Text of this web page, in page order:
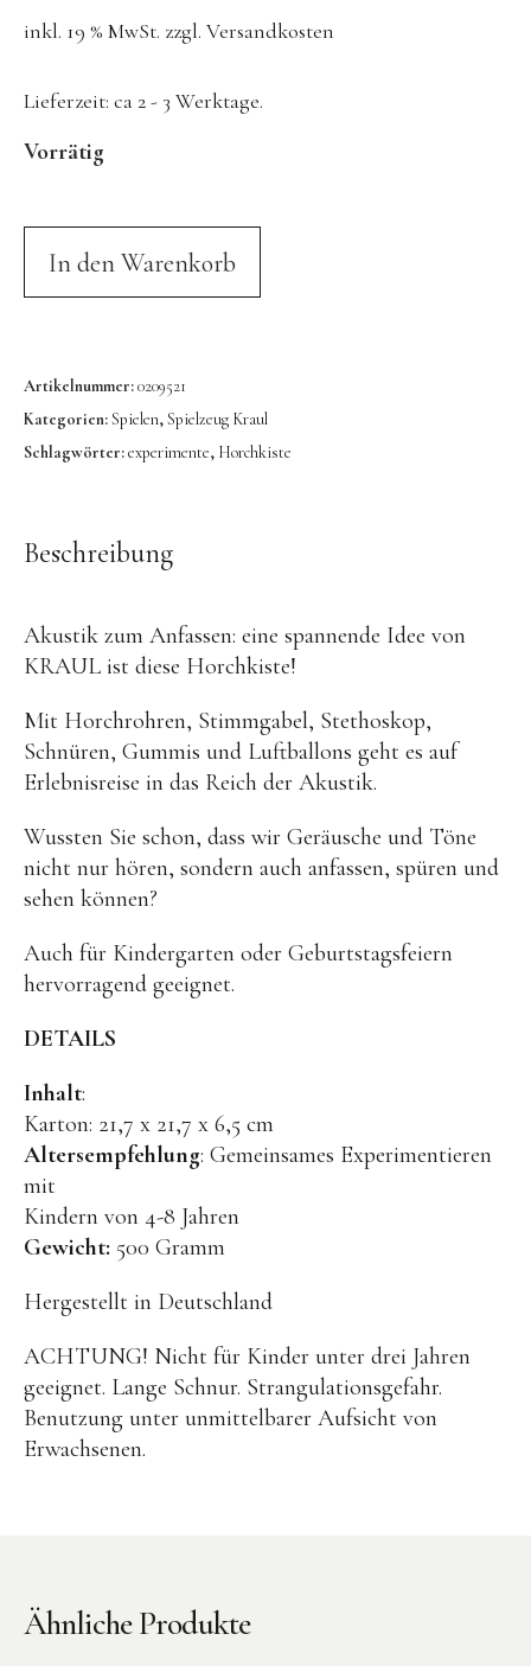
Keramik
Konges Sløjd
DUFTE Manufaktur
Lovi | Wooden Creations
MIMI’lou | Wanddeko
MINI KYOMO | Kinderuhren
NUUKK | Papierdesign & Kissen
OVO things | Kerzenhalter
Sköna Ting | Papeterie
studio ROOF | Bastel-Sets
YEYE Sonnenbrillen für Kinder
Telmas Botanica | Kerzen
the Munio | Duftkerzen & Seifen
TILDA Puppen
Spielen
Kuscheltiere
Holzspielzeug
Spielzeug aus dem Erzgebirge
filipok Holzspielzeuge
WOODEN STORY
Konges Sløjd
inkl. 19 % MwSt. zzgl. Versandkosten
Lieferzeit: ca 2 - 3 Werktage.
Vorrätig
In den Warenkorb
Artikelnummer:0209521
Kategorien:Spielen,Spielzeug Kraul
Schlagwörter:experimente, Horchkiste
Beschreibung
Akustik zum Anfassen: eine spannende Idee von
KRAUL ist diese Horchkiste!
Mit Horchrohren, Stimmgabel, Stethoskop,
Schnüren, Gummis und Luftballons geht es auf
Erlebnisreise in das Reich der Akustik.
Wussten Sie schon, dass wir Geräusche und Töne
nicht nur hören, sondern auch anfassen, spüren und
sehen können?
Auch für Kindergarten oder Geburtstagsfeiern
hervorragend geeignet.
DETAILS
Inhalt:
Karton: 21,7 x 21,7 x 6,5 cm
Altersempfehlung: Gemeinsames Experimentieren
mit
Kindern von 4-8 Jahren
Gewicht: 500 Gramm
Hergestellt in Deutschland
ACHTUNG! Nicht für Kinder unter drei Jahren
geeignet. Lange Schnur. Strangulationsgefahr.
Benutzung unter unmittelbarer Aufsicht von
Erwachsenen.
Ähnliche Produkte